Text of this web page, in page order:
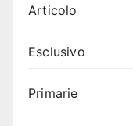
Articolo
Esclusivo
Primarie